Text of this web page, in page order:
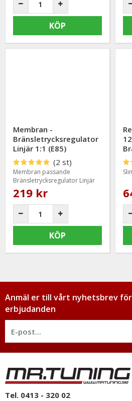
KÖP
Membran -
Bränsletrycksregulator
Linjär 1:1 (E85)
(2 st)
Membran passande
Bränsletrycksregulator Linjär
1:1 (E85)
219 kr
KÖP
Anmäl er till vårt nyhetsbrev
erbjudanden
Tel. 0413 - 320 02